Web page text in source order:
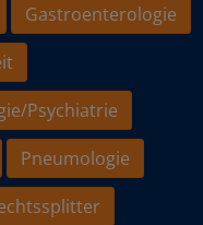
Gastroenterologie
Psychiatrie
Pneumologie